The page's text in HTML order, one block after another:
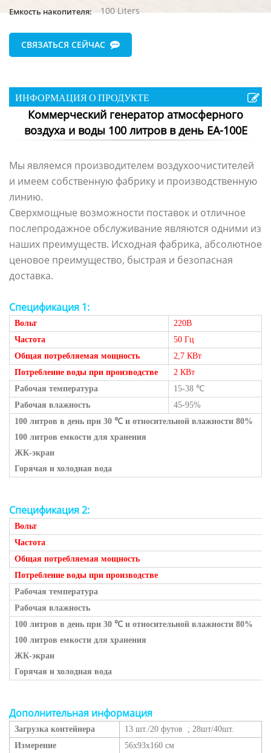
Емкость накопителя: 100 Liters
СВЯЗАТЬСЯ СЕЙЧАС
ИНФОРМАЦИЯ О ПРОДУКТЕ
Коммерческий генератор атмосферного
воздуха и воды 100 литров в день EA-100E
Мы являемся производителем воздухоочистителей
и имеем собственную фабрику и производственную
линию.
Сверхмощные возможности поставок и отличное
послепродажное обслуживание являются одними из
наших преимуществ. Исходная фабрика, абсолютное
ценовое преимущество, быстрая и безопасная
доставка.
Спецификация 1:
Вольт
220В
Частота
50 Гц
Общая потребляемая мощность
2,7 КВт
Потребление воды при производстве
2 КВт
Рабочая температура
15-38 ℃
Рабочая влажность
45-95%
100 литров в день при 30 ℃ и относительной влажности 80%
100 литров емкости для хранения
ЖК-экран
Горячая и холодная вода
Спецификация 2:
Вольт
Частота
Общая потребляемая мощность
Потребление воды при производстве
Рабочая температура
Рабочая влажность
100 литров в день при 30 ℃ и относительной влажности 80%
100 литров емкости для хранения
ЖК-экран
Горячая и холодная вода
Дополнительная информация
Загрузка контейнера 13 шт./20 футов ; 28шт/40шт.
Измерение
56х93х160 см